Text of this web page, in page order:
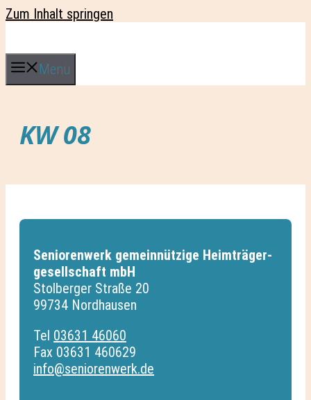
Zum Inhalt springen
Menü
KW 08
Seniorenwerk gemeinnützige Heimträger­
gesellschaft mbH
Stolberger Straße 20
99734 Nordhausen
Tel 03631 46060
Fax 03631 460629
info@seniorenwerk.de